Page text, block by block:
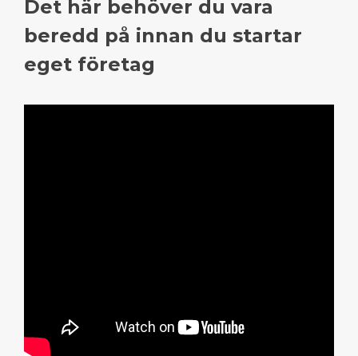
Det här behöver du vara
beredd på innan du startar
eget företag